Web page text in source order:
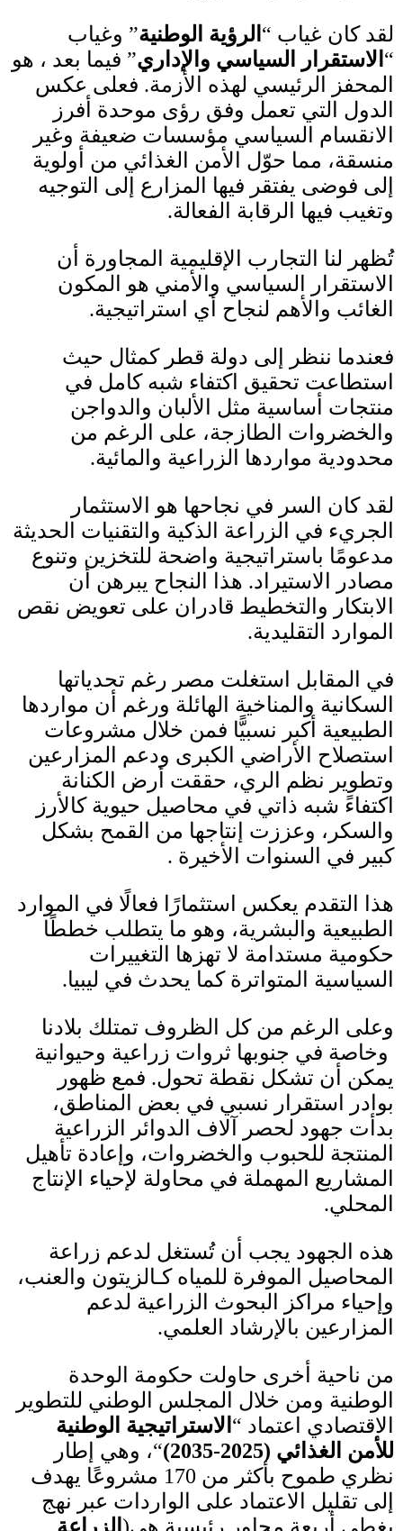
لقد كان غياب “ الرؤية الوطنية” وغياب
“ الاستقرار السياسي والإداري” فيما بعد ، هو
المحفز الرئيسي لهذه الأزمة. فعلى عكس
الدول التي تعمل وفق رؤى موحدة أفرز
الانقسام السياسي مؤسسات ضعيفة وغير
منسقة، مما حوّل الأمن الغذائي من أولوية
إلى فوضى يفتقر فيها المزارع إلى التوجيه
وتغيب فيها الرقابة الفعالة.
تُظهر لنا التجارب الإقليمية المجاورة أن
الاستقرار السياسي والأمني هو المكون
الغائب والأهم لنجاح أي استراتيجية.
فعندما ننظر إلى دولة قطر كمثال حيث
استطاعت تحقيق اكتفاء شبه كامل في
منتجات أساسية مثل الألبان والدواجن
والخضروات الطازجة، على الرغم من
محدودية مواردها الزراعية والمائية.
لقد كان السر في نجاحها هو الاستثمار
الجريء في الزراعة الذكية والتقنيات الحديثة
مدعومًا باستراتيجية واضحة للتخزين وتنوع
مصادر الاستيراد. هذا النجاح يبرهن أن
الابتكار والتخطيط قادران على تعويض نقص
الموارد التقليدية.
في المقابل استغلت مصر رغم تحدياتها
السكانية والمناخية الهائلة ورغم أن مواردها
الطبيعية أكبر نسبيًّا فمن خلال مشروعات
استصلاح الأراضي الكبرى ودعم المزارعين
وتطوير نظم الري، حققت أرض الكنانة
اكتفاءً شبه ذاتي في محاصيل حيوية كالأرز
والسكر، وعززت إنتاجها من القمح بشكل
كبير في السنوات الأخيرة .
هذا التقدم يعكس استثمارًا فعالًا في الموارد
الطبيعية والبشرية، وهو ما يتطلب خططًا
حكومية مستدامة لا تهزها التغييرات
السياسية المتواترة كما يحدث في ليبيا.
وعلى الرغم من كل الظروف تمتلك بلادنا
وخاصة في جنوبها ثروات زراعية وحيوانية
يمكن أن تشكل نقطة تحول. فمع ظهور
بوادر استقرار نسبي في بعض المناطق،
بدأت جهود لحصر آلاف الدوائر الزراعية
المنتجة للحبوب والخضروات، وإعادة تأهيل
المشاريع المهملة في محاولة لإحياء الإنتاج
المحلي.
هذه الجهود يجب أن تُستغل لدعم زراعة
المحاصيل الموفرة للمياه كـالزيتون والعنب،
وإحياء مراكز البحوث الزراعية لدعم
المزارعين بالإرشاد العلمي.
من ناحية أخرى حاولت حكومة الوحدة
الوطنية ومن خلال المجلس الوطني للتطوير
الاقتصادي اعتماد “ الاستراتيجية الوطنية
للأمن الغذائي (2025-2035)
“، وهي إطار
نظري طموح بأكثر من 170 مشروعًا يهدف
إلى تقليل الاعتماد على الواردات عبر نهج